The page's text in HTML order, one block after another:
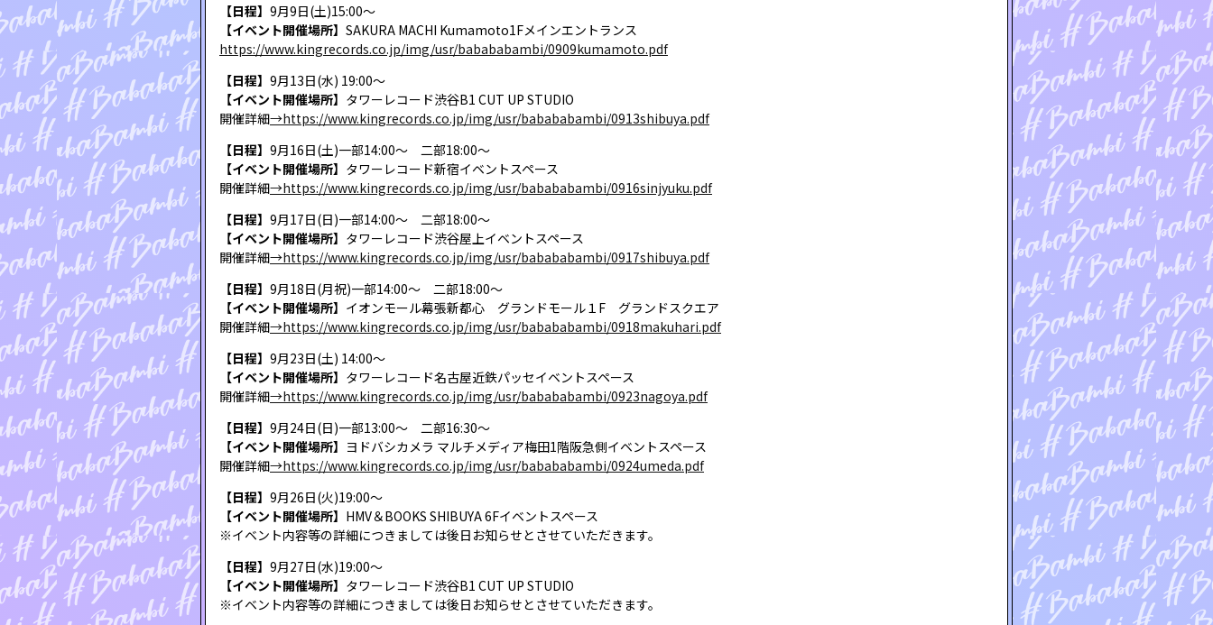
【日程】 9月9日(土)15:00〜
【イベント開催場所】 SAKURA MACHI Kumamoto1Fメインエントランス
https://www.kingrecords.co.jp/img/usr/babababambi/0909kumamoto.pdf
【日程】 9月13日(水) 19:00～
【イベント開催場所】 タワーレコード渋谷B1 CUT UP STUDIO
開催詳細→https://www.kingrecords.co.jp/img/usr/babababambi/0913shibuya.pdf
【日程】 9月16日(土)一部14:00～ 二部18:00～
【イベント開催場所】 タワーレコード新宿イベントスペース
開催詳細→https://www.kingrecords.co.jp/img/usr/babababambi/0916sinjyuku.pdf
【日程】 9月17日(日)一部14:00～ 二部18:00～
【イベント開催場所】 タワーレコード渋谷屋上イベントスペース
開催詳細→https://www.kingrecords.co.jp/img/usr/babababambi/0917shibuya.pdf
【日程】 9月18日(月祝)一部14:00～ 二部18:00～
【イベント開催場所】 イオンモール幕張新都心 グランドモール１F グランドスクエア
開催詳細→https://www.kingrecords.co.jp/img/usr/babababambi/0918makuhari.pdf
【日程】 9月23日(土) 14:00～
【イベント開催場所】 タワーレコード名古屋近鉄パッセイベントスペース
開催詳細→https://www.kingrecords.co.jp/img/usr/babababambi/0923nagoya.pdf
【日程】 9月24日(日)一部13:00～ 二部16:30～
【イベント開催場所】 ヨドバシカメラ マルチメディア梅田1階阪急側イベントスペース
開催詳細→https://www.kingrecords.co.jp/img/usr/babababambi/0924umeda.pdf
【日程】 9月26日(火)19:00〜
【イベント開催場所】 HMV＆BOOKS SHIBUYA 6Fイベントスペース
※イベント内容等の詳細につきましては後日お知らせとさせていただきます。
【日程】 9月27日(水)19:00〜
【イベント開催場所】 タワーレコード渋谷B1 CUT UP STUDIO
※イベント内容等の詳細につきましては後日お知らせとさせていただきます。